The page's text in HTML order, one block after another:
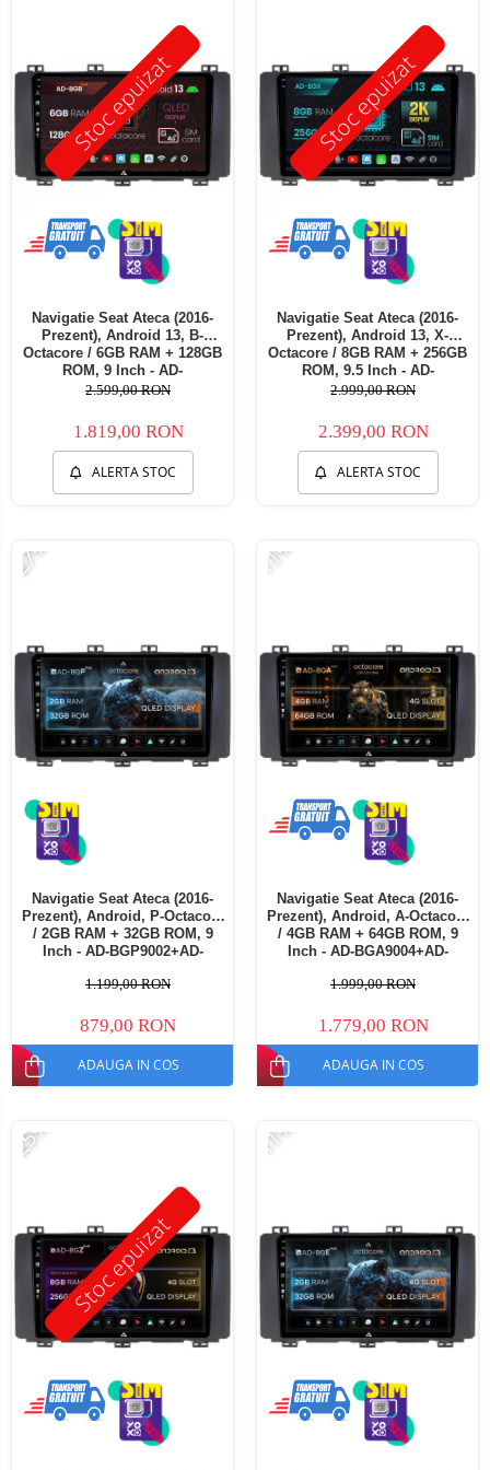
Telefoane mobile Ulefone
Telefoane mobile Unihertz
Telefoane mobile Cubot
Telefoane mobile Blackview
Telefoane mobile OSCAL
Telefoane mobile Fossibot
Telefoane mobile Samsung
Telefoane mobile iSEN
Telefoane mobile HUAWEI
Telefoane mobile iHunt
Telefoane mobile Xiaomi
Telefoane mobile Realme
Telefoane mobile ZTE Nubia
Stoc epuizat
Navigatie Seat Ateca (2016-
Prezent), Android 13, B-
Octacore / 6GB RAM + 128GB
ROM, 9 Inch - AD-
BGB9006+AD-BGRKIT045V2
2.599,00 RON
1.819,00 RON
ALERTA STOC
Stoc epuizat
Navigatie Seat Ateca (2016-
Prezent), Android 13, X-
Octacore / 8GB RAM + 256GB
ROM, 9.5 Inch - AD-
BGX9008+AD-BGRKIT045V2
2.999,00 RON
2.399,00 RON
ALERTA STOC
-27%
Navigatie Seat Ateca (2016-
Prezent), Android, P-Octacore
/ 2GB RAM + 32GB ROM, 9
Inch - AD-BGP9002+AD-
1.199,00 RON
879,00 RON
ADAUGA IN COS
-11%
Navigatie Seat Ateca (2016-
Prezent), Android, A-Octacore
/ 4GB RAM + 64GB ROM, 9
Inch - AD-BGA9004+AD-
1.999,00 RON
1.779,00 RON
ADAUGA IN COS
Stoc epuizat
-25% -11%